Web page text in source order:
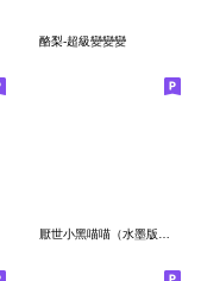
酪梨-超級變變變